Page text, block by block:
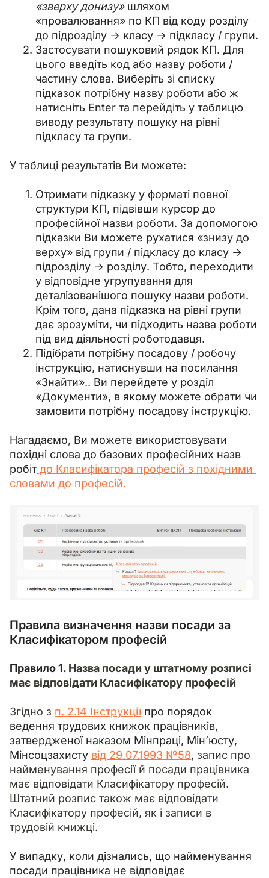
«зверху донизу» шляхом
«провалювання» по КП від коду розділу
до підрозділу → класу → підкласу / групи.
Застосувати пошуковий рядок КП. Для
цього введіть код або назву роботи /
частину слова. Виберіть зі списку
підказок потрібну назву роботи або ж
натисніть Enter та перейдіть у таблицю
виводу результату пошуку на рівні
підкласу та групи.
У таблиці результатів Ви можете:
Отримати підказку у форматі повної
структури КП, підвівши курсор до
професійної назви роботи. За допомогою
підказки Ви можете рухатися «знизу до
верху» від групи / підкласу до класу →
підрозділу → розділу. Тобто, переходити
у відповідне угрупування для
деталізованішого пошуку назви роботи.
Крім того, дана підказка на рівні групи
дає зрозуміти, чи підходить назва роботи
під вид діяльності роботодавця.
Підібрати потрібну посадову / робочу
інструкцію, натиснувши на посилання
«Знайти».. Ви перейдете у розділ
«Документи», в якому можете обрати чи
замовити потрібну посадову інструкцію.
Нагадаємо, Ви можете використовувати
похідні слова до базових професійних назв
робіт до Класифікатора професій з похідними
словами до професій.
Правила визначення назви посади за
Класифікатором професій
Правило 1. Назва посади у штатному розписі
має відповідати Класифікатору професій
Згідно з п. 2.14 Інструкції про порядок
ведення трудових книжок працівників,
затвердженої наказом Мінпраці, Мін’юсту,
Мінсоцзахисту від 29.07.1993 №58, запис про
найменування професії й посади працівника
має відповідати Класифікатору професій.
Штатний розпис також має відповідати
Класифікатору професій, як і записи в
трудовій книжці.
У випадку, коли дізнались, що найменування
посади працівника не відповідає